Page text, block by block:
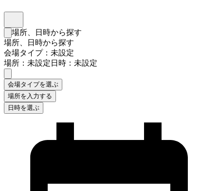
検索フォームを閉じる
場所、日時から探す
場所、日時から探す
会場タイプ：未設定
場所：未設定日時：未設定
会場タイプを選ぶ
場所を入力する
日時を選ぶ